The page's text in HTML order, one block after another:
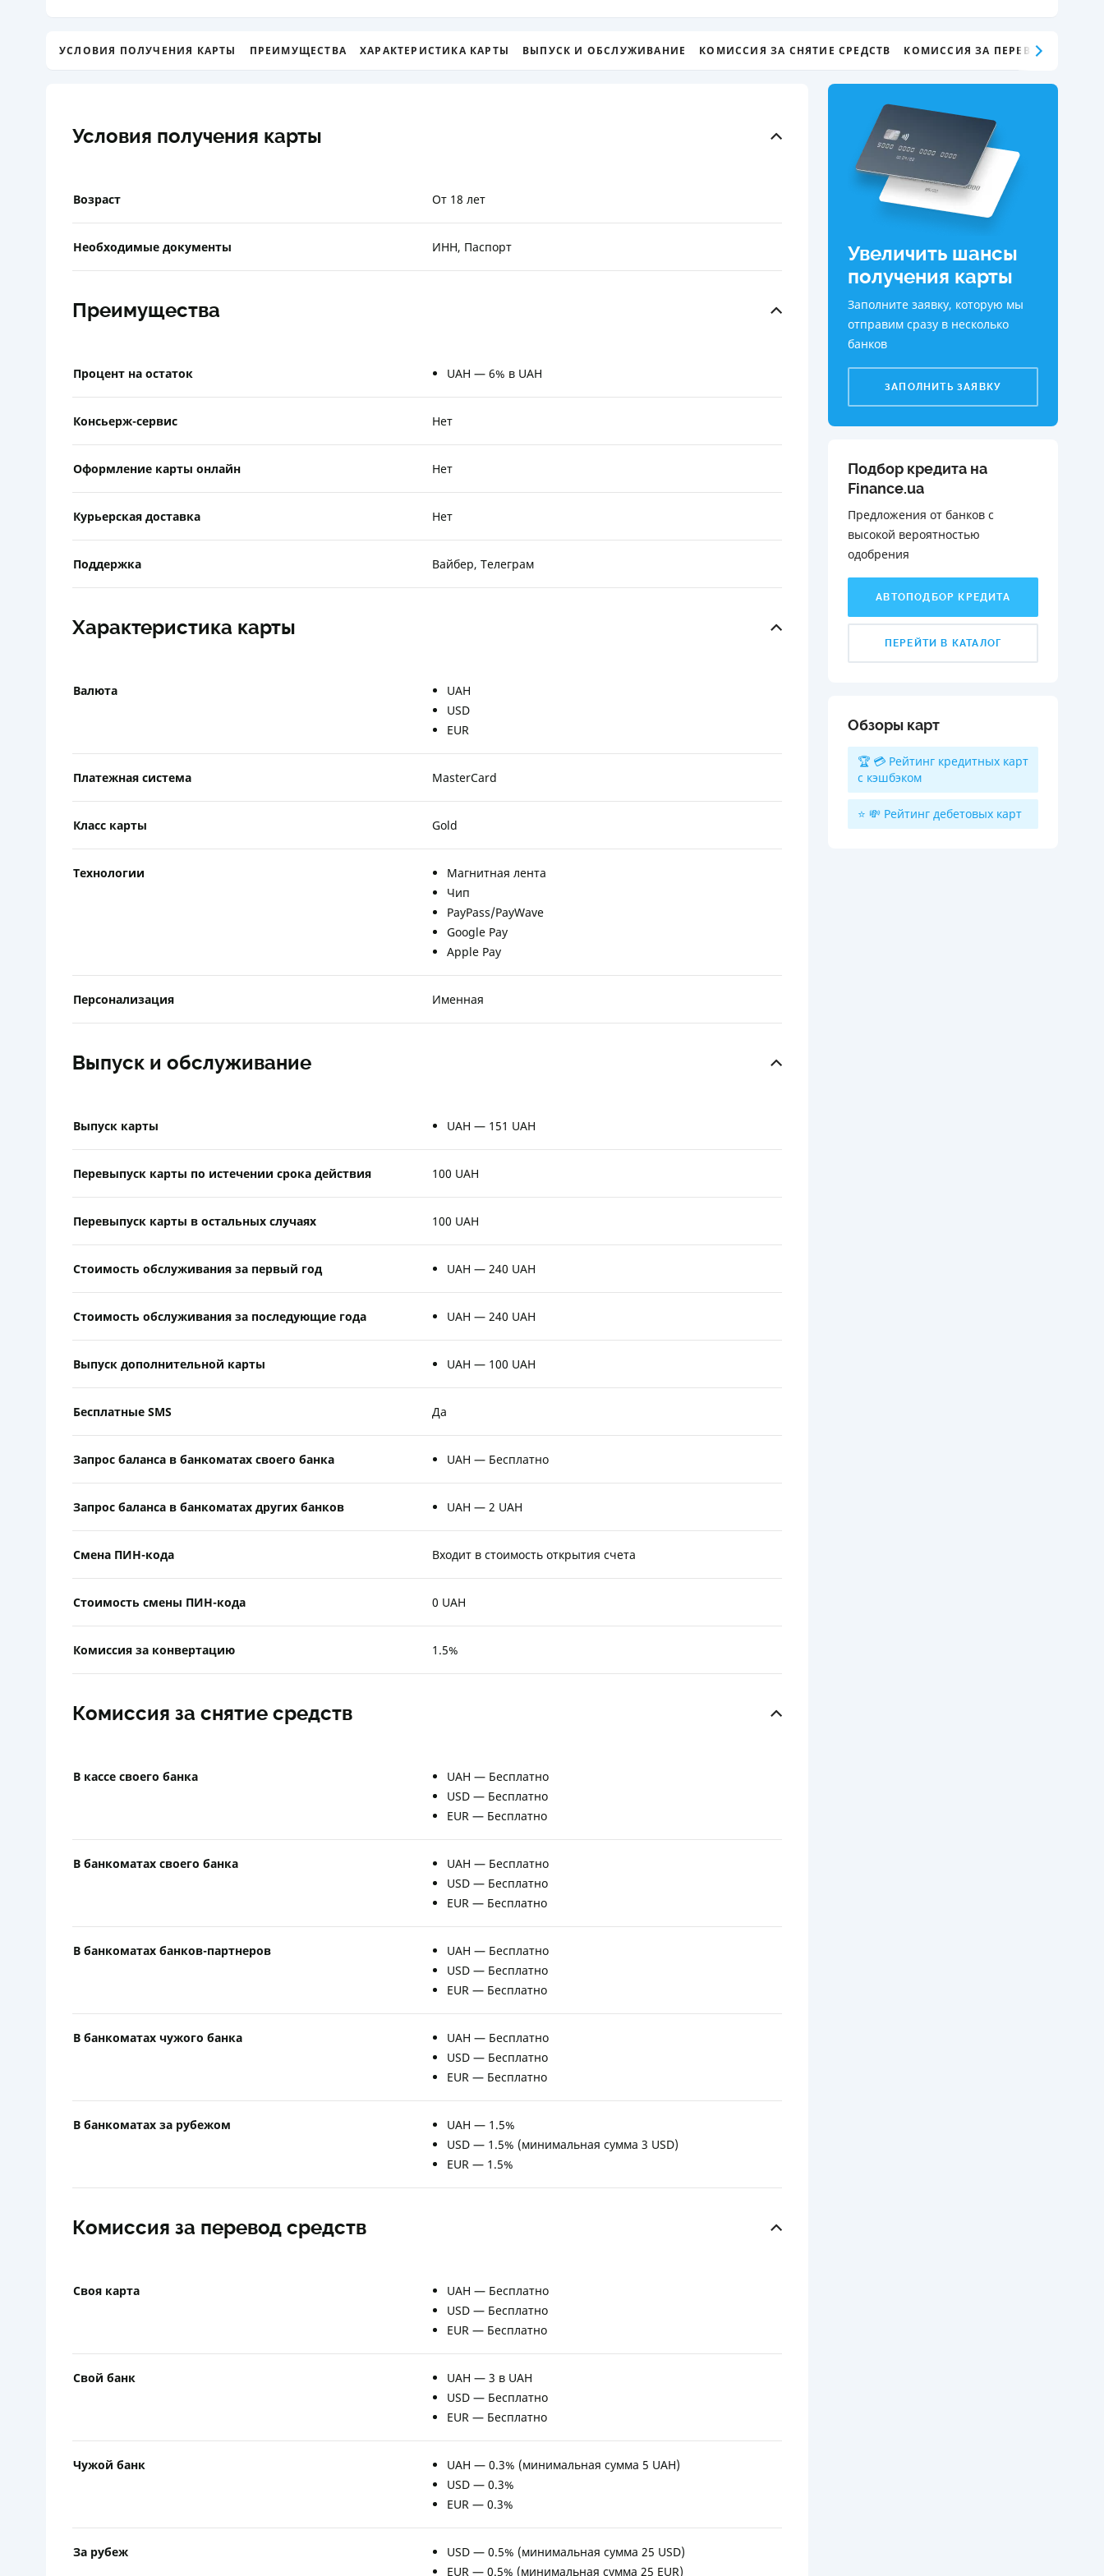
ОТЗЫВЫ О СТРАХОВЫХ
КОНТАКТЫ
УСЛОВИЯ ПОЛУЧЕНИЯ КАРТЫ ПРЕИМУЩЕСТВА ХАРАКТЕРИСТИКА КАРТЫ ВЫПУСК И ОБСЛУЖИВАНИЕ КОМИССИЯ ЗА СНЯТИЕ СРЕДСТВ КОМИССИЯ ЗА ПЕРЕВОД СРЕДСТВ
Условия получения карты
Возраст От 18 лет
Необходимые документы ИНН, Паспорт
Преимущества
Процент на остаток UAH — 6% в UAH
Консьерж-сервис Нет
Оформление карты онлайн Нет
Курьерская доставка Нет
Поддержка Вайбер, Телеграм
Характеристика карты
Валюта
UAH
USD
EUR
Платежная система MasterCard
Класс карты Gold
Технологии
Магнитная лента
Чип
PayPass/PayWave
Google Pay
Apple Pay
Персонализация Именная
Выпуск и обслуживание
Выпуск карты UAH — 151 UAH
Перевыпуск карты по истечении срока действия 100 UAH
Перевыпуск карты в остальных случаях 100 UAH
Стоимость обслуживания за первый год UAH — 240 UAH
Стоимость обслуживания за последующие года UAH — 240 UAH
Выпуск дополнительной карты UAH — 100 UAH
Бесплатные SMS Да
Запрос баланса в банкоматах своего банка UAH — Бесплатно
Запрос баланса в банкоматах других банков UAH — 2 UAH
Смена ПИН-кода Входит в стоимость открытия счета
Стоимость смены ПИН-кода 0 UAH
Комиссия за конвертацию 1.5%
Комиссия за снятие средств
В кассе своего банка
UAH — Бесплатно
USD — Бесплатно
EUR — Бесплатно
В банкоматах своего банка
UAH — Бесплатно
USD — Бесплатно
EUR — Бесплатно
В банкоматах банков-партнеров
UAH — Бесплатно
USD — Бесплатно
EUR — Бесплатно
В банкоматах чужого банка
UAH — Бесплатно
USD — Бесплатно
EUR — Бесплатно
В банкоматах за рубежом
UAH — 1.5%
USD — 1.5% (минимальная сумма 3 USD)
EUR — 1.5%
Комиссия за перевод средств
Своя карта
UAH — Бесплатно
USD — Бесплатно
EUR — Бесплатно
Свой банк
UAH — 3 в UAH
USD — Бесплатно
EUR — Бесплатно
Чужой банк
UAH — 0.3% (минимальная сумма 5 UAH)
USD — 0.3%
EUR — 0.3%
За рубеж
USD — 0.5% (минимальная сумма 25 USD)
EUR — 0.5% (минимальная сумма 25 EUR)
Увеличить шансы
получения карты
Заполните заявку, которую мы
отправим сразу в несколько
банков
ЗАПОЛНИТЬ ЗАЯВКУ
Подбор кредита на
Finance.ua
Предложения от банков с
высокой вероятностью
одобрения️
АВТОПОДБОР КРЕДИТА
ПЕРЕЙТИ В КАТАЛОГ
Обзоры карт
🏆 💳 Рейтинг кредитных карт
с кэшбэком
⭐ 💸 Рейтинг дебетовых карт